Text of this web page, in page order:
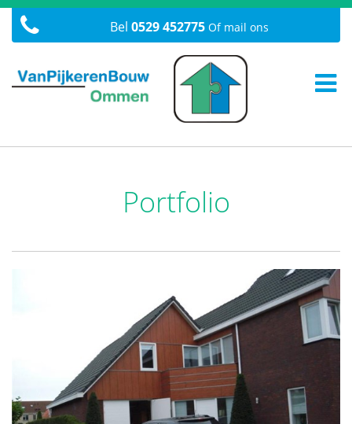
Bel 0529 452775Of mail ons
Portfolio